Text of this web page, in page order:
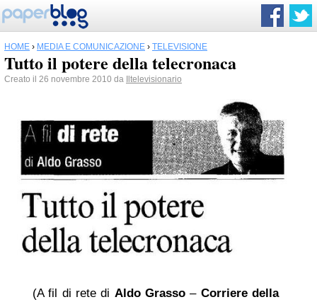
HOME › MEDIA E COMUNICAZIONE › TELEVISIONE
Tutto il potere della telecronaca
Creato il 26 novembre 2010 da Iltelevisionario
(A fil di rete di Aldo Grasso – Corriere della